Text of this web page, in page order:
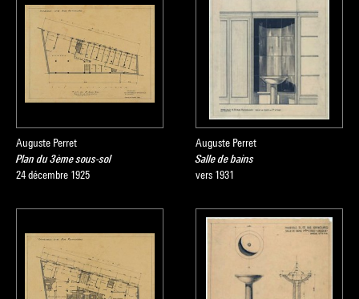
Auguste Perret
Plan du 3ème sous-sol
24 décembre 1925
Auguste Perret
Salle de bains
vers 1931